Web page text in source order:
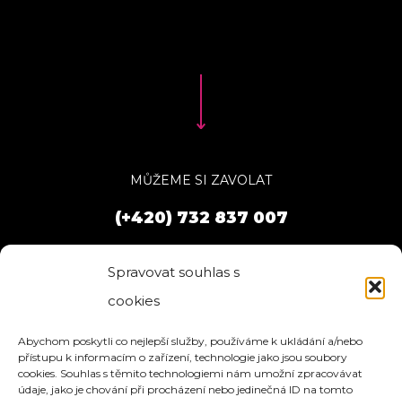
Spravovat souhlas s
cookies
Abychom poskytli co nejlepší služby, používáme k ukládání a/nebo
přístupu k informacím o zařízení, technologie jako jsou soubory
cookies. Souhlas s těmito technologiemi nám umožní zpracovávat
údaje, jako je chování při procházení nebo jedinečná ID na tomto
MŮŽEME SI ZAVOLAT
(+420) 732 837 007